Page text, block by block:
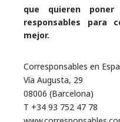
que quieren
responsables para
mejor.
Corresponsables en
Vía Augusta, 29
08006 (Barcelona)
T +34 93 752 47 78